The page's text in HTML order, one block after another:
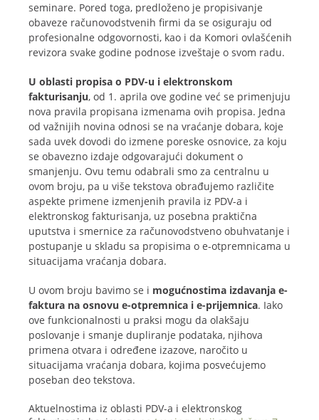
seminare. Pored toga, predloženo je propisivanje
obaveze računovodstvenih firmi da se osiguraju od
profesionalne odgovornosti, kao i da Komori ovlašćenih
revizora svake godine podnose izveštaje o svom radu.
U oblasti propisa o PDV-u i elektronskom
fakturisanju, od 1. aprila ove godine već se primenjuju
nova pravila propisana izmenama ovih propisa. Jedna
od važnijih novina odnosi se na vraćanje dobara, koje
sada uvek dovodi do izmene poreske osnovice, za koju
se obavezno izdaje odgovarajući dokument o
smanjenju. Ovu temu odabrali smo za centralnu u
ovom broju, pa u više tekstova obrađujemo različite
aspekte primene izmenjenih pravila iz PDV-a i
elektronskog fakturisanja, uz posebna praktična
uputstva i smernice za računovodstveno obuhvatanje i
postupanje u skladu sa propisima o e-otpremnicama u
situacijama vraćanja dobara.
U ovom broju bavimo se i mogućnostima izdavanja e-
faktura na osnovu e-otpremnica i e-prijemnica. Iako
ove funkcionalnosti u praksi mogu da olakšaju
poslovanje i smanje dupliranje podataka, njihova
primena otvara i određene izazove, naročito u
situacijama vraćanja dobara, kojima posvećujemo
poseban deo tekstova.
Aktuelnostima iz oblasti PDV-a i elektronskog